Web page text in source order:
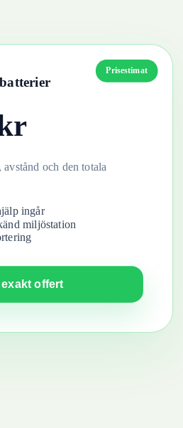
Prisestimat
batterier
och den totala
ingår
miljöstation
exakt offert